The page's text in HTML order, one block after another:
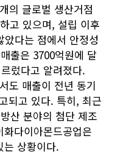
의 글로벌 생산거점
고 있으며, 설립 이후
다는 점에서 안정성
출은 3700억원에 달
렀다고 알려졌다.
도 매출이 전년 동기
되고 있다. 특히, 최근
산 분야의 첨단 제조
다이아몬드공업은
는 상황이다.